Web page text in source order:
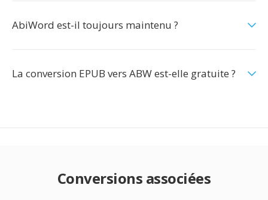
AbiWord est-il toujours maintenu ?
La conversion EPUB vers ABW est-elle gratuite ?
Conversions associées